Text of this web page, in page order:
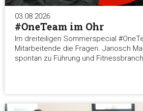
Präferenzen
Statistiken
03.08.2026
#OneTeam im Ohr
Im dreiteiligen Sommerspecial
Mitarbeitende die Fragen. Janosch
spontan zu Führung und